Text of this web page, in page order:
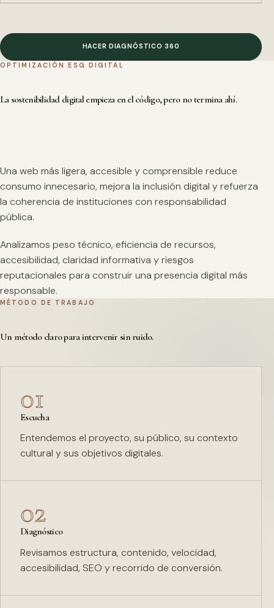
HACER DIAGNÓSTICO 360
OPTIMIZACIÓN ESG DIGITAL
La sostenibilidad digital empieza en el código, pero no termina ahí.
Una web más ligera, accesible y comprensible reduce
consumo innecesario, mejora la inclusión digital y refuerza
la coherencia de instituciones con responsabilidad
pública.
Analizamos peso técnico, eficiencia de recursos,
accesibilidad, claridad informativa y riesgos
reputacionales para construir una presencia digital más
responsable.
MÉTODO DE TRABAJO
Un método claro para intervenir sin ruido.
01
Escucha
Entendemos el proyecto, su público, su contexto
cultural y sus objetivos digitales.
02
Diagnóstico
Revisamos estructura, contenido, velocidad,
accesibilidad, SEO y recorrido de conversión.